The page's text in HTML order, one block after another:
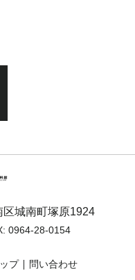
城南町塚原1924
0964-28-0154
プ 問い合わせ